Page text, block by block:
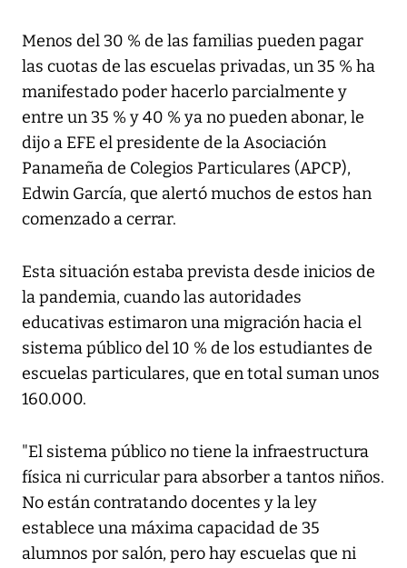
Menos del 30 % de las familias pueden pagar
las cuotas de las escuelas privadas, un 35 % ha
manifestado poder hacerlo parcialmente y
entre un 35 % y 40 % ya no pueden abonar, le
dijo a EFE el presidente de la Asociación
Panameña de Colegios Particulares (APCP),
Edwin García, que alertó muchos de estos han
comenzado a cerrar.
Esta situación estaba prevista desde inicios de
la pandemia, cuando las autoridades
educativas estimaron una migración hacia el
sistema público del 10 % de los estudiantes de
escuelas particulares, que en total suman unos
160.000.
"El sistema público no tiene la infraestructura
física ni curricular para absorber a tantos niños.
No están contratando docentes y la ley
establece una máxima capacidad de 35
alumnos por salón, pero hay escuelas que ni